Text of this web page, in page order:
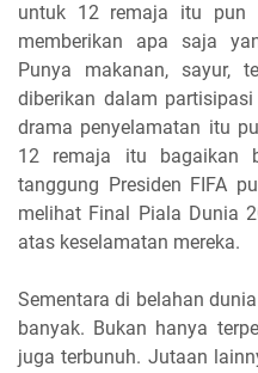
untuk 12 remaja itu pun
memberikan apa saja
Punya makanan, sayur,
diberikan dalam
drama penyelamatan itu
12 remaja itu bagaikan
tanggung Presiden FIFA
melihat Final Piala Dunia
atas keselamatan mereka.
Sementara di belahan
banyak. Bukan hanya
juga terbunuh. Jutaan